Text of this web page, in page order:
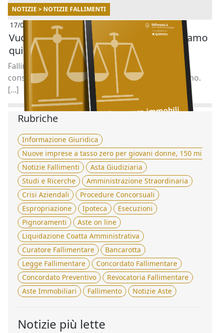
NOTIZIE > NOTIZIE FALLIMENTI
17/07/2025
Vuoi acquistare un immobile all’asta? Siamo
qui per aiutarti.
Fallimenti.it è al tuo fianco con un servizio di
consulenza gratuito in collaborazione con Quimmo.
[...]
Rubriche
Informazione Giuridica
Nuove imprese a tasso zero per giovani donne, 150
Notizie Fallimenti
Asta Giudiziaria
Studi e Ricerche
Amministrazione Straordinaria
Crisi Aziendali
Procedure Concorsuali
Espropriazione
Ipoteca
Esecuzioni
Pignoramenti
Aste on line
Liquidazione Coatta Amministrativa
Curatore Fallimentare
Bancarotta
Legge Fallimentare
Concordato Fallimentare
Concordato Preventivo
Revocatoria Fallimentare
Aste Immobiliari
Fallimento Notizie Aste
Notizie più lette